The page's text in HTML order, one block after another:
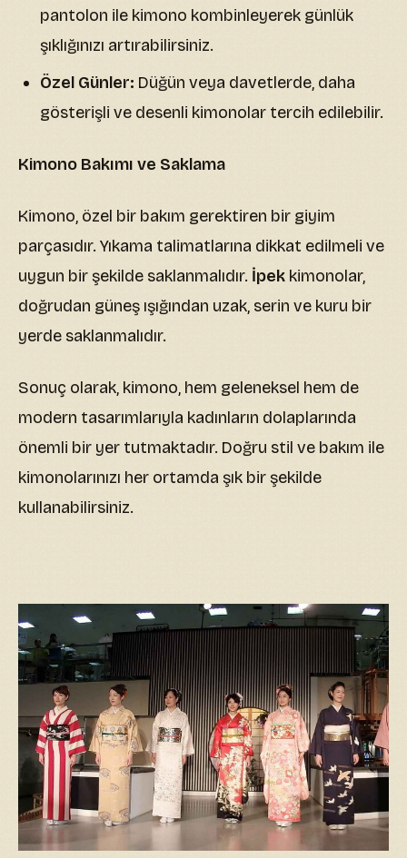
pantolon ile kimono kombinleyerek günlük
şıklığınızı artırabilirsiniz.
Özel Günler: Düğün veya davetlerde, daha
gösterişli ve desenli kimonolar tercih edilebilir.
Kimono Bakımı ve Saklama
Kimono, özel bir bakım gerektiren bir giyim
parçasıdır. Yıkama talimatlarına dikkat edilmeli ve
uygun bir şekilde saklanmalıdır. İpek kimonolar,
doğrudan güneş ışığından uzak, serin ve kuru bir
yerde saklanmalıdır.
Sonuç olarak, kimono, hem geleneksel hem de
modern tasarımlarıyla kadınların dolaplarında
önemli bir yer tutmaktadır. Doğru stil ve bakım ile
kimonolarınızı her ortamda şık bir şekilde
kullanabilirsiniz.